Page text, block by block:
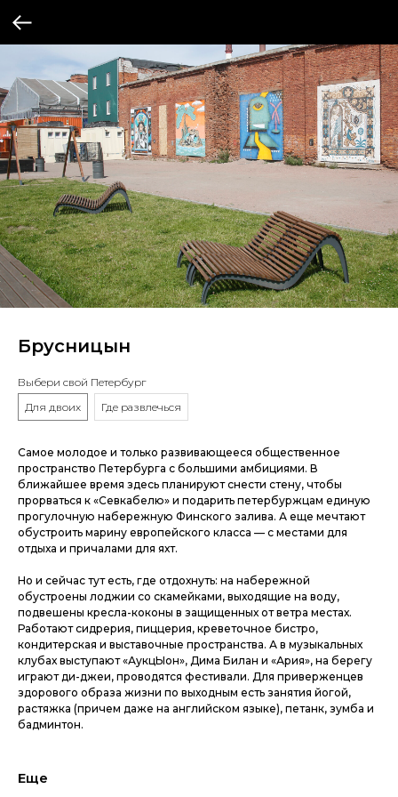
Брусницын
Выбери свой Петербург
Для двоих
Где развлечься
Самое молодое и только развивающееся общественное
пространство Петербурга с большими амбициями. В
ближайшее время здесь планируют снести стену, чтобы
прорваться к «Севкабелю» и подарить петербуржцам единую
прогулочную набережную Финского залива. А еще мечтают
обустроить марину европейского класса — с местами для
отдыха и причалами для яхт.
Но и сейчас тут есть, где отдохнуть: на набережной
обустроены лоджии со скамейками, выходящие на воду,
подвешены кресла-коконы в защищенных от ветра местах.
Работают сидрерия, пиццерия, креветочное бистро,
кондитерская и выставочные пространства. А в музыкальных
клубах выступают «АукцЫон», Дима Билан и «Ария», на берегу
играют ди-джеи, проводятся фестивали. Для приверженцев
здорового образа жизни по выходным есть занятия йогой,
растяжка (причем даже на английском языке), петанк, зумба и
бадминтон.
Еще